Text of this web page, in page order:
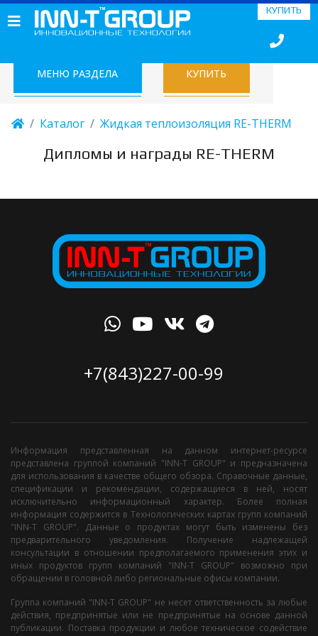
КУПИТЬ
МЕНЮ РАЗДЕЛА КУПИТЬ
Каталог Жидкая теплоизоляция RE-THERM
Дипломы и награды RE-THERM
+7(843)227-00-99
Информация представленная на данном интернет-ресурсе
представлена группой компаний "INN-T GROUP" и предназначена
для использования в качестве общего обзора. Справочные данные,
спецификации и рекомендации, содержащиеся в ней, носят
исключительно информационный характер. Более полная
информация содержится в Технологических картах групп компаний
"INN-T GROUP". Данные о продуктах могут быть изменены без
предварительного уведомления. Получение надлежащей
консультации в отношении предполагаемого применения этих и
иных продуктов групп компаний "INN-T GROUP" возможно при
обращении в головной либо региональные офисы компании.
Группа компаний "INN-T GROUP" не несет ответственность за любые
действия, предпринятые или не предпринятые на основе данной
публикации. Поставка продукции и любое техническое содействие